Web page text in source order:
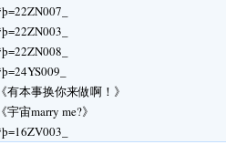
有本事换你来做啊！》
宇宙marry me?》